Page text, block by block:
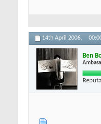
14th April 2006,
Ben